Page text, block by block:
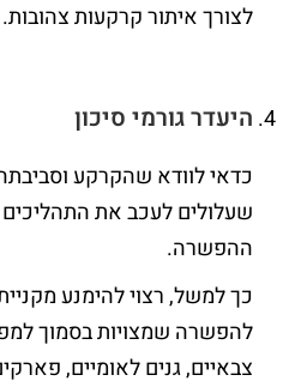
לצורך איתור קרקעות צהובות.
היעדר גורמי סיכון
כדאי לוודא שהקרקע וסביבתה
שעלולים לעכב את התהליכים
ההפשרה.
כך למשל, רצוי להימנע
להפשרה שמצויות בסמוך
צבאיים, גנים לאומיים,